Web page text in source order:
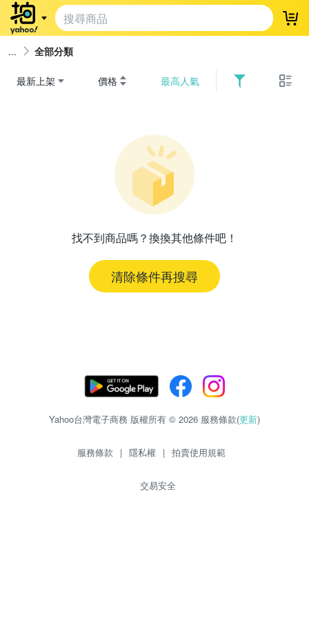
登
全部分類
最新上架 價格 最高人氣
找不到商品嗎？換換其他條件吧！
清除條件再搜尋
Yahoo台灣電子商務 版權所有 © 2026 服務條款(更新)
服務條款 | 隱私權 | 拍賣使用規範
交易安全